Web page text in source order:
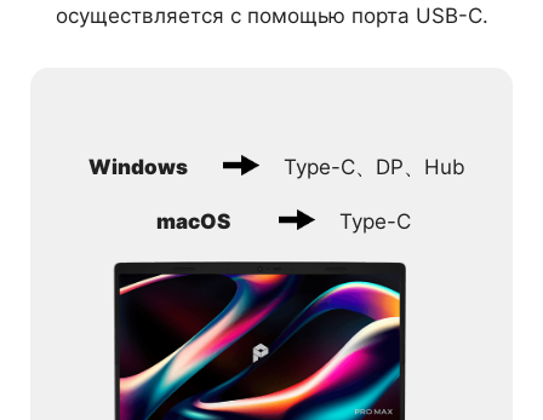
осуществляется с помощью порта USB-C.
Windows Type-C、DP、Hub
macOS Type-C